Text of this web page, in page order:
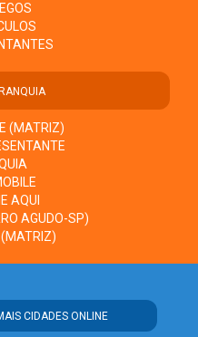
(MATRIZ)
AQUI
AGUDO-SP)
(MATRIZ)
CIDADES ONLINE